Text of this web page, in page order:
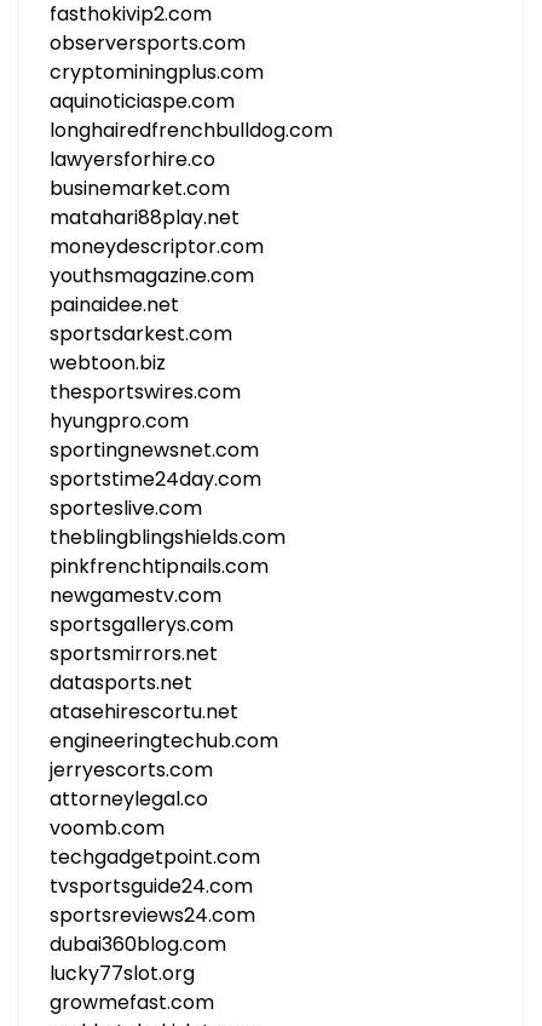
fasthokivip2.com
observersports.com
cryptominingplus.com
aquinoticiaspe.com
longhairedfrenchbulldog.com
lawyersforhire.co
businemarket.com
matahari88play.net
moneydescriptor.com
youthsmagazine.com
painaidee.net
sportsdarkest.com
webtoon.biz
thesportswires.com
hyungpro.com
sportingnewsnet.com
sportstime24day.com
sporteslive.com
theblingblingshields.com
pinkfrenchtipnails.com
newgamestv.com
sportsgallerys.com
sportsmirrors.net
datasports.net
atasehirescortu.net
engineeringtechub.com
jerryescorts.com
attorneylegal.co
voomb.com
techgadgetpoint.com
tvsportsguide24.com
sportsreviews24.com
dubai360blog.com
lucky77slot.org
growmefast.com